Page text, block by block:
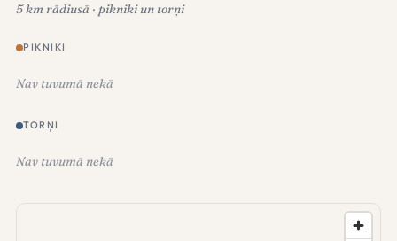
5 km rādiusā · pikniki un torņi
PIKNIKI
Nav tuvumā nekā
TORŅI
Nav tuvumā nekā